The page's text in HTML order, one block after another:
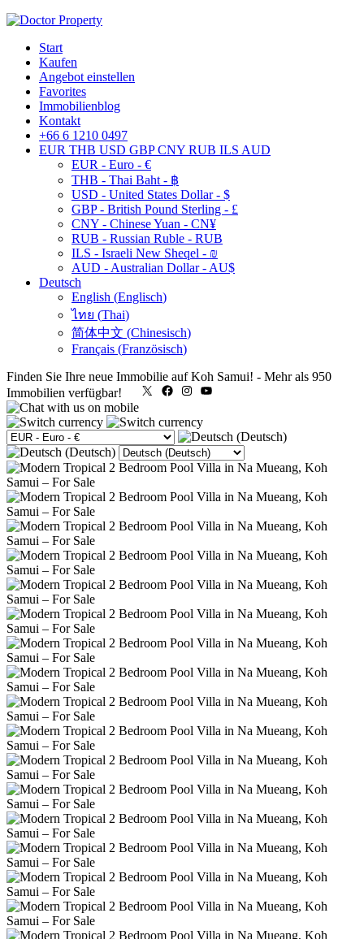
Start
Kaufen
Angebot einstellen
Favorites
Immobilienblog
Kontakt
+66 6 1210 0497
EUR THB USD GBP CNY RUB ILS AUD
EUR - Euro - €
THB - Thai Baht - ฿
USD - United States Dollar - $
GBP - British Pound Sterling - £
CNY - Chinese Yuan - CN¥
RUB - Russian Ruble - RUB
ILS - Israeli New Sheqel - ₪
AUD - Australian Dollar - AU$
Deutsch
English (Englisch)
ไทย (Thai)
简体中文 (Chinesisch)
Français (Französisch)
Finden Sie Ihre neue Immobilie auf Koh Samui! - Mehr als 950
Immobilien verfügbar!
X FacebookInstagram